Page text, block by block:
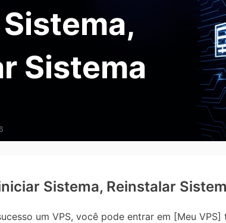
Sistema
Sistema, Reinstalar
um VPS, você pode entrar em [Meu